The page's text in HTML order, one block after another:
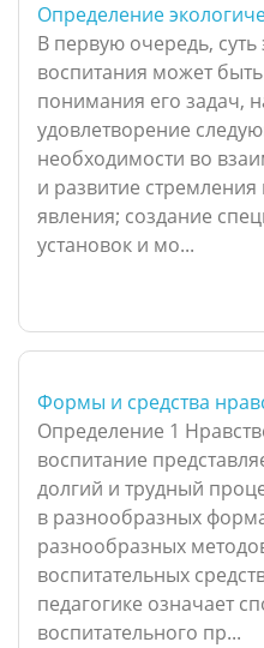
Определение
В первую очередь, суть
воспитания может
понимания его задач,
удовлетворение
необходимости во
и развитие
явления; создание
установок и мо...
Формы и средства
Определение 1
воспитание
долгий и трудный
в разнообразных
разнообразных
воспитательных
педагогике означает
воспитательного пр...